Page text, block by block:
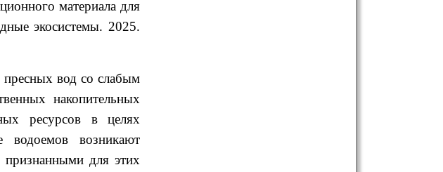
материала для
экосистемы. 2025.
пресных вод со слабым
накопительных
ресурсов в целях
водоемов возникают
для этих